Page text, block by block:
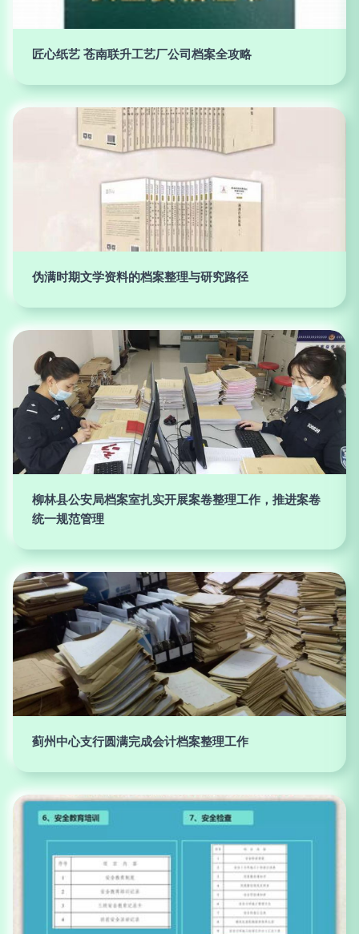
匠心纸艺 苍南联升工艺厂公司档案全攻略
伪满时期文学资料的档案整理与研究路径
柳林县公安局档案室扎实开展案卷整理工作，推进案卷
统一规范管理
蓟州中心支行圆满完成会计档案整理工作